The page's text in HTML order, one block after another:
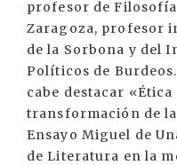
profesor de
Zaragoza, profesor
de la Sorbona y del
Políticos de
cabe destacar
transformación de
Ensayo Miguel de
de Literatura en la